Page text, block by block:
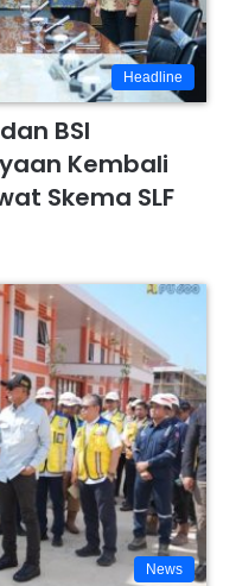
Headline
BSI
Kembali
Skema SLF
News